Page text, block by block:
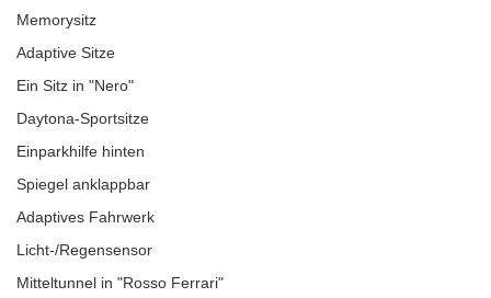
Memorysitz
Adaptive Sitze
Ein Sitz in "Nero"
Daytona-Sportsitze
Einparkhilfe hinten
Spiegel anklappbar
Adaptives Fahrwerk
Licht-/Regensensor
Mitteltunnel in "Rosso Ferrari"